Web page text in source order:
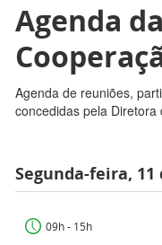
Agenda
Agenda de reuniões,
concedidas pela Diretora
Segunda-feira, 11
09h - 15h